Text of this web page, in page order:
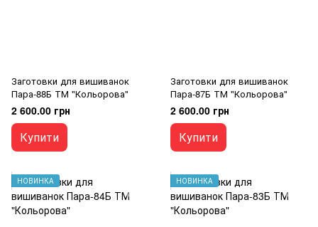
Заготовки для вишиванок
Пара-88Б ТМ "Кольорова"
2 600.00 грн
Купити
Заготовки для вишиванок
Пара-87Б ТМ "Кольорова"
2 600.00 грн
Купити
НОВИНКА НОВИНКА